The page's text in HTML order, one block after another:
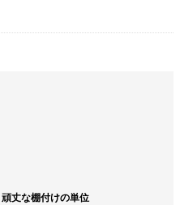
頑丈な棚付けの単位